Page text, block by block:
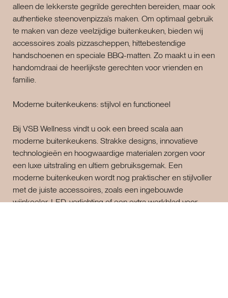
alleen de lekkerste gegrilde gerechten bereiden, maar ook
authentieke steenovenpizza’s maken. Om optimaal gebruik
te maken van deze veelzijdige buitenkeuken, bieden wij
accessoires zoals pizzascheppen, hittebestendige
handschoenen en speciale BBQ-matten. Zo maakt u in een
handomdraai de heerlijkste gerechten voor vrienden en
familie.
Moderne buitenkeukens: stijlvol en functioneel
Bij VSB Wellness vindt u ook een breed scala aan
moderne buitenkeukens. Strakke designs, innovatieve
technologieën en hoogwaardige materialen zorgen voor
een luxe uitstraling en ultiem gebruiksgemak. Een
moderne buitenkeuken wordt nog praktischer en stijlvoller
met de juiste accessoires, zoals een ingebouwde
wijnkoeler, LED-verlichting of een extra werkblad voor